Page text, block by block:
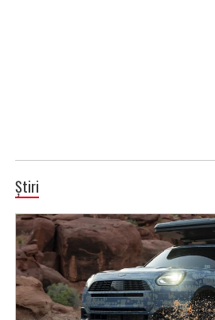
Știri